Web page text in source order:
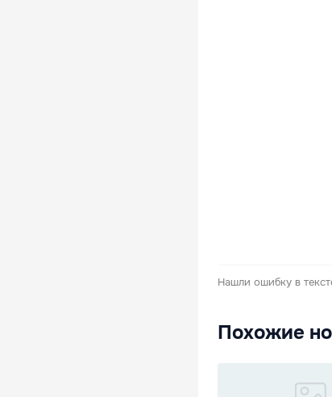
Нашли ошибку в
Похожие